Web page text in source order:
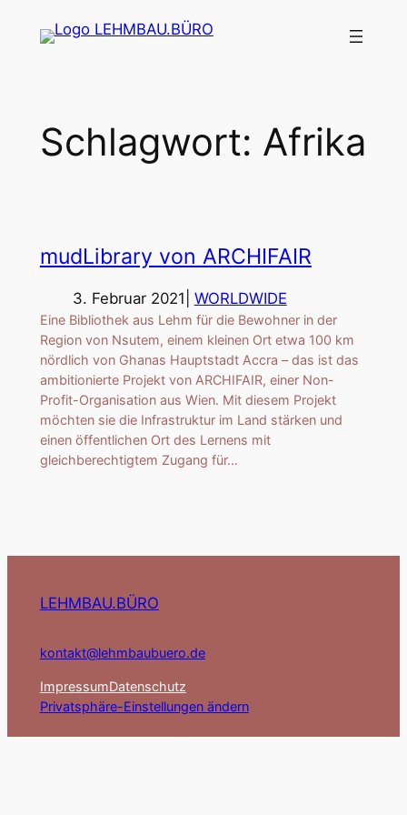
Inhalt
Schlagwort: Afrika
mudLibrary von ARCHIFAIR
3. Februar 2021 WORLDWIDE
Eine Bibliothek aus Lehm für die Bewohner in der
Region von Nsutem, einem kleinen Ort etwa 100 km
nördlich von Ghanas Hauptstadt Accra – das ist das
ambitionierte Projekt von ARCHIFAIR, einer Non-
Profit-Organisation aus Wien. Mit diesem Projekt
möchten sie die Infrastruktur im Land stärken und
einen öffentlichen Ort des Lernens mit
gleichberechtigtem Zugang für…
LEHMBAU.BÜRO
kontakt@lehmbaubuero.de
ImpressumDatenschutz
Privatsphäre-Einstellungen ändern